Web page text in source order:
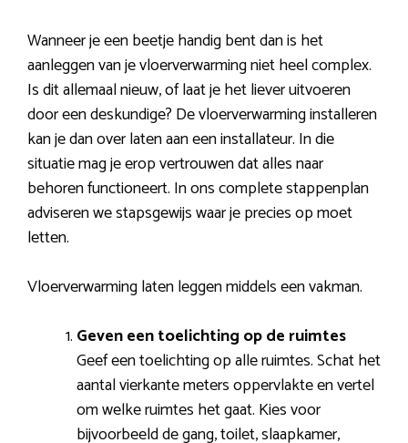
Wanneer je een beetje handig bent dan is het
aanleggen van je vloerverwarming niet heel complex.
Is dit allemaal nieuw, of laat je het liever uitvoeren
door een deskundige? De vloerverwarming installeren
kan je dan over laten aan een installateur. In die
situatie mag je erop vertrouwen dat alles naar
behoren functioneert. In ons complete stappenplan
adviseren we stapsgewijs waar je precies op moet
letten.
Vloerverwarming laten leggen middels een vakman.
Geven een toelichting op de ruimtes
Geef een toelichting op alle ruimtes. Schat het
aantal vierkante meters oppervlakte en vertel
om welke ruimtes het gaat. Kies voor
bijvoorbeeld de gang, toilet, slaapkamer,